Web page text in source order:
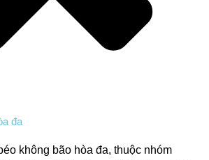
đa
không bão hòa đa, thuộc nhóm